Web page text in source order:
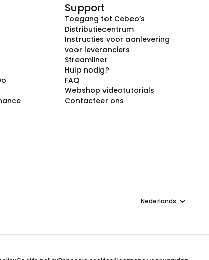
Support
Toegang tot Cebeo’s
Distributiecentrum
Instructies voor aanlevering
voor leveranciers
Streamliner
Hulp nodig?
FAQ
Webshop videotutorials
Contacteer ons
Taal